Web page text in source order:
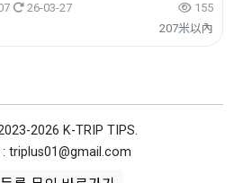
26-03-27
155
207米以內
2026 K-TRIP TIPS.
triplus01@gmail.com